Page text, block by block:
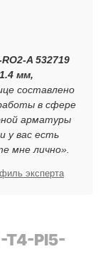
A 532719
мм,
составлено
в сфере
арматуры
у вас есть
мне лично».
эксперта
T4-PI5-